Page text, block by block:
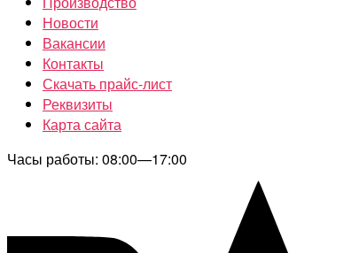
Новости
Вакансии
Контакты
Скачать прайс-лист
Реквизиты
Карта сайта
Часы работы: 08:00—17:00